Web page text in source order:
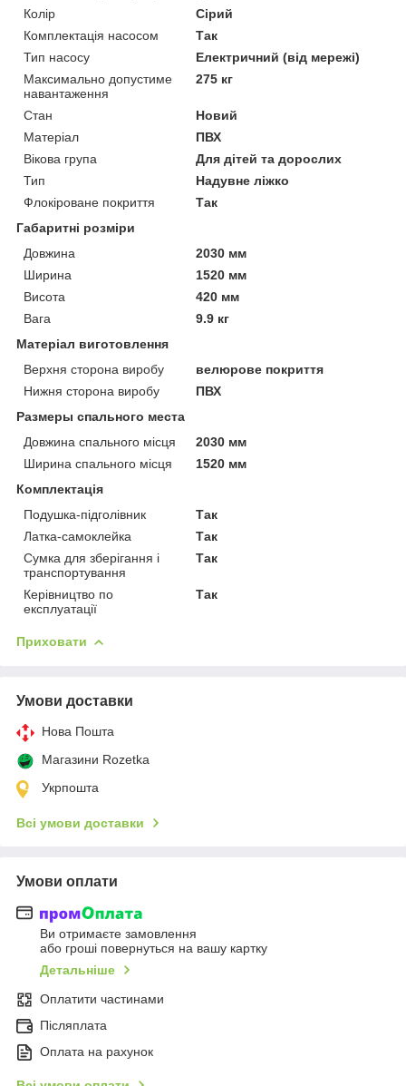
Колір
Сірий
Комплектація насосом
Так
Тип насосу
Електричний (від мережі)
Максимально допустиме
навантаження
275 кг
Стан
Новий
Матеріал
ПВХ
Вікова група
Для дітей та дорослих
Тип
Надувне ліжко
Флокіроване покриття
Так
Габаритні розміри
Довжина
2030 мм
Ширина
1520 мм
Висота
420 мм
Вага
9.9 кг
Матеріал виготовлення
Верхня сторона виробу
велюрове покриття
Нижня сторона виробу
ПВХ
Размеры спального места
Довжина спального місця
2030 мм
Ширина спального місця
1520 мм
Комплектація
Подушка-підголівник
Так
Латка-самоклейка
Так
Сумка для зберігання і
транспортування
Так
Керівництво по
експлуатації
Так
Приховати
Умови доставки
Нова Пошта
Магазини Rozetka
Укрпошта
Всі умови доставки
Умови оплати
Ви отримаєте замовлення
або гроші повернуться на вашу картку
Детальніше
Оплатити частинами
Післяплата
Оплата на рахунок